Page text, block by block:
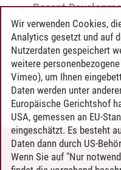
Recent
Research
Technological
Technological
Timo Leder/30.06.2024
KONTAKT
Wir verwenden Cookies,
Analytics gesetzt und auf
Nutzerdaten gespeichert
weitere
Vimeo), um Ihnen
Daten werden unter
Europäische Gerichtshof
USA, gemessen an EU-
eingeschätzt. Es besteht
Daten dann durch US-
Wenn Sie auf "Nur